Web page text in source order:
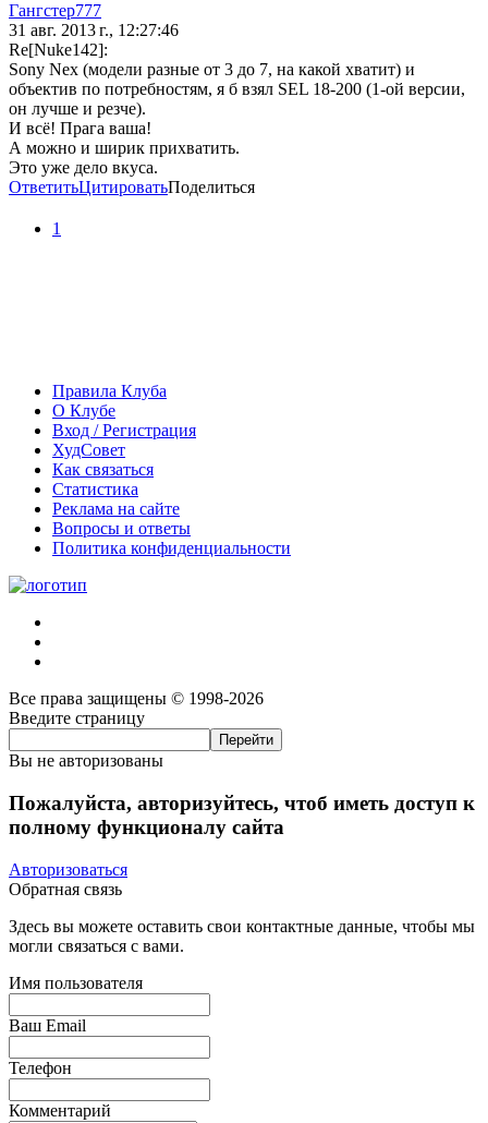
Гангстер777
31 авг. 2013 г., 12:27:46
Re[Nuke142]:
Sony Nex (модели разные от 3 до 7, на какой хватит) и
объектив по потребностям, я б взял SEL 18-200 (1-ой версии,
он лучше и резче).
И всё! Прага ваша!
А можно и ширик прихватить.
Это уже дело вкуса.
ОтветитьЦитироватьПоделиться
1
Правила Клуба
О Клубе
Вход / Регистрация
ХудСовет
Как связаться
Статистика
Реклама на сайте
Вопросы и ответы
Политика конфиденциальности
Все права защищены © 1998-2026
Введите страницу
Вы не авторизованы
Пожалуйста, авторизуйтесь, чтоб иметь доступ к
полному функционалу сайта
Авторизоваться
Обратная связь
Здесь вы можете оставить свои контактные данные, чтобы мы
могли связаться с вами.
Имя пользователя
Ваш Email
Телефон
Комментарий